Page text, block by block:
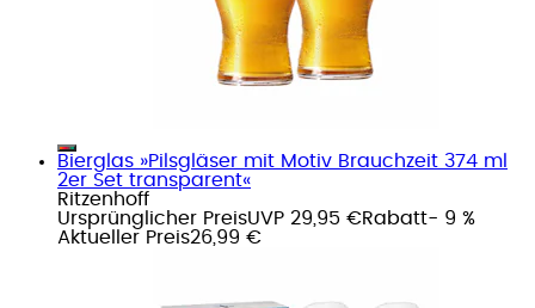
Bierglas »Pilsgläser mit Motiv Brauchzeit 374 ml
2er Set transparent«
Ritzenhoff
Ursprünglicher PreisUVP 29,95 €Rabatt- 9 %
Aktueller Preis26,99 €